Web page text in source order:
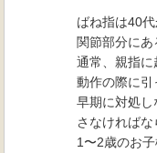
ばね指は40
関節部分に
通常、親指
動作の際に
早期に対処
さなければ
1〜2歳のお